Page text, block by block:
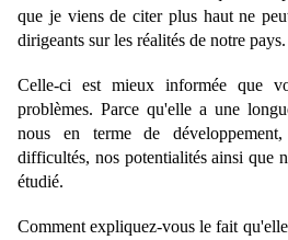
que je viens de citer plus haut ne
dirigeants sur les réalités de notre pays.
Celle-ci est mieux informée que
problèmes. Parce qu'elle a une
nous en terme de
difficultés, nos potentialités ainsi que
étudié.
Comment expliquez-vous le fait